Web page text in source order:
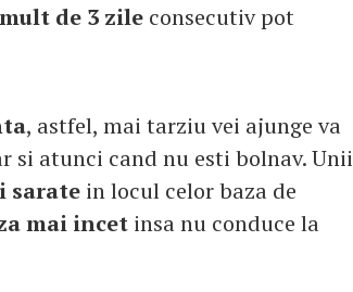
de 3 zile consecutiv pot
, astfel, mai tarziu vei ajunge va
si atunci cand nu esti bolnav. Unii
sarate in locul celor baza de
mai incet insa nu conduce la